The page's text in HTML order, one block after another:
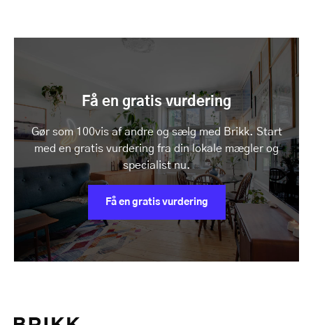
Få en gratis vurdering
Gør som 100vis af andre og sælg med Brikk. Start
med en gratis vurdering fra din lokale mægler og
specialist nu.
Få en gratis vurdering